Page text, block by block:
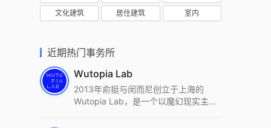
文化建筑 居住建筑 室内
近期热门事务所
Wutopia Lab
2013年俞挺与闵而尼创立于上海的
Wutopia Lab，是一个以魔幻现实主